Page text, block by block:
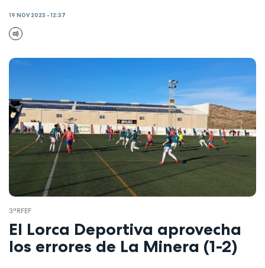
19 NOV 2023 - 12:37
3ªRFEF
El Lorca Deportiva aprovecha
los errores de La Minera (1-2)